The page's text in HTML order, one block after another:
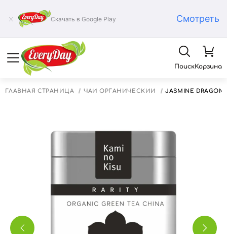
Скачать в Google Play Смотреть
ПоискКорзина
ГЛАВНАЯ СТРАНИЦА ЧАЙ ОРГАНИЧЕСКИЙ JASMINE